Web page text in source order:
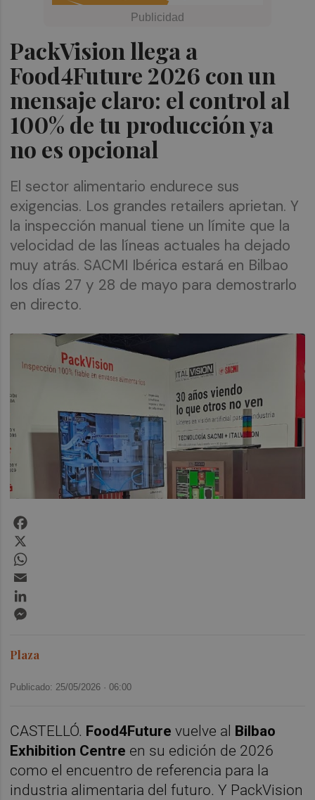
PackVision llega a
Food4Future 2026 con un
mensaje claro: el control al
100% de tu producción ya
no es opcional
El sector alimentario endurece sus
exigencias. Los grandes retailers aprietan. Y
la inspección manual tiene un límite que la
velocidad de las líneas actuales ha dejado
muy atrás. SACMI Ibérica estará en Bilbao
los días 27 y 28 de mayo para demostrarlo
en directo.
Plaza
Publicado: 25/05/2026 ·06:00
CASTELLÓ. Food4Futurevuelve al Bilbao
Exhibition Centre en su edición de 2026
como el encuentro de referencia para la
industria alimentaria del futuro. Y PackVision